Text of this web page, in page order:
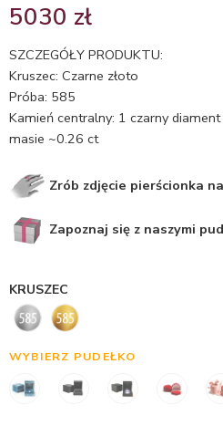
5.00na 5
ocen
klientów
5030 zł
SZCZEGÓŁY PRODUKTU:
Kruszec: Czarne złoto
Próba: 585
Kamień centralny: 1 czarny
masie ~0.26 ct
Zrób zdjęcie pierścionka
Zapoznaj się z naszymi
KRUSZEC
WYBIERZ PUDEŁKO